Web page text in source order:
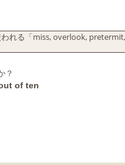
れる「miss, overlook,
？
of ten